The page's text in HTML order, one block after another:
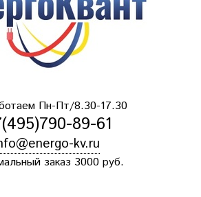
Пн-Пт/8.30-17.30
89-61
kv.ru
заказ 3000 руб.